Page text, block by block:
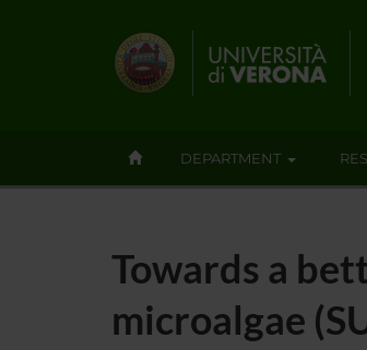
DEPARTMENT
Towards a
microalgae